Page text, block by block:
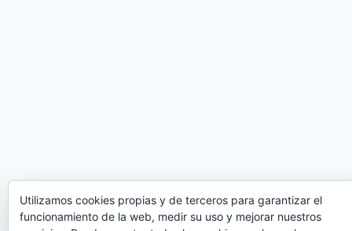
Utilizamos cookies propias y de terceros para garantizar el
funcionamiento de la web, medir su uso y mejorar nuestros